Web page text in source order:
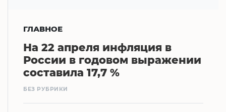
ГЛАВНОЕ
На 22 апреля инфляция в
России в годовом выражении
составила 17,7 %
БЕЗ РУБРИКИ